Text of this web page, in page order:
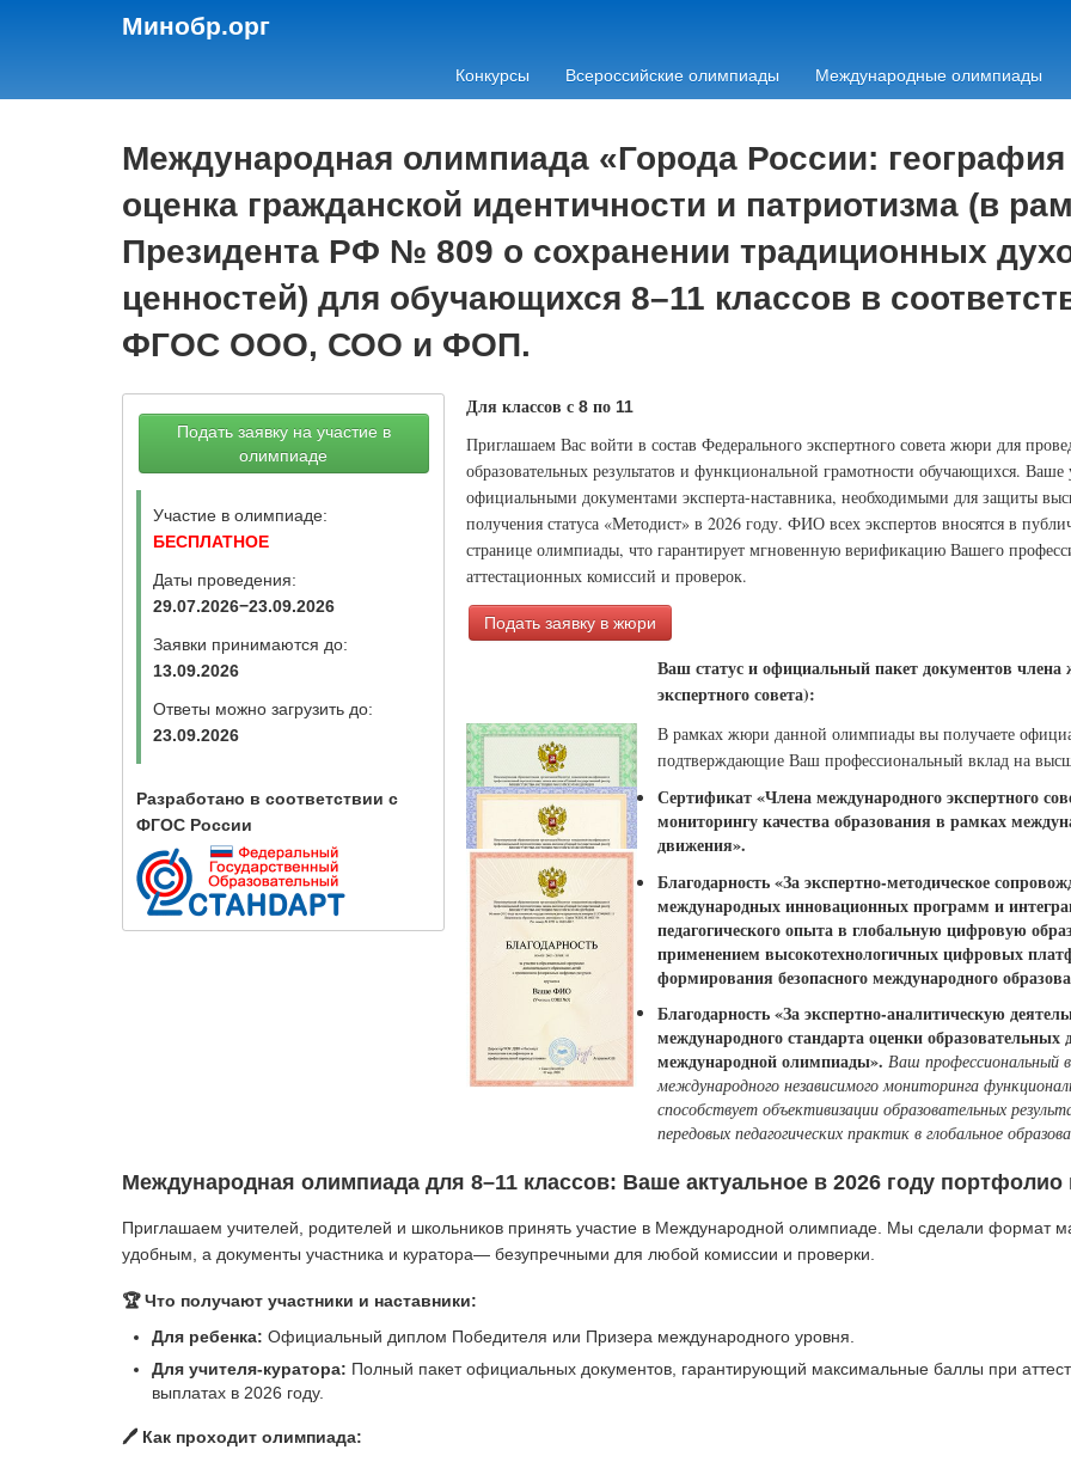
Минобр.орг
Конкурсы Всероссийские олимпиады Международные олимпиады
Международная олимпиада «Города России: география
оценка гражданской идентичности и патриотизма (в
Президента РФ № 809 о сохранении традиционных
ценностей) для обучающихся 8–11 классов в
ФГОС ООО, СОО и ФОП.
Подать заявку на участие в
олимпиаде
Участие в олимпиаде:
БЕСПЛАТНОЕ
Даты проведения:
29.07.2026−23.09.2026
Заявки принимаются до:
13.09.2026
Ответы можно загрузить до:
23.09.2026
Разработано в соответствии с
ФГОС России
Для классов с 8по 11
Приглашаем Вас войти в состав Федерального экспертного совета жюри для
образовательных результатов и функциональной грамотности обучающихся. Ваше
официальными документами эксперта-наставника, необходимыми для защиты
получения статуса «Методист» в 2026 году. ФИО всех экспертов вносятся в
странице олимпиады, что гарантирует мгновенную верификацию Вашего
аттестационных комиссий и проверок.
Подать заявку в жюри
Ваш статус и официальный пакет документов
экспертного совета):
В рамках жюри данной олимпиады вы получаете
подтверждающие Ваш профессиональный вклад на
Сертификат «Члена международного экспертного
мониторингу качества образования в рамках
движения».
Благодарность «За экспертно-методическое
международных инновационных программ и
педагогического опыта в глобальную цифровую
применением высокотехнологичных цифровых
формирования безопасного международного
Благодарность «За экспертно-аналитическую
международного стандарта оценки
международной олимпиады». Ваш профессиональный
международного независимого мониторинга
способствует объективизации образовательных
передовых педагогических практик в глобальное
Международная олимпиада для 8–11 классов: Ваше актуальное в 2026 году портфолио
Приглашаем учителей, родителей и школьников принять участие в Международной олимпиаде. Мы сделали формат
удобным, а документы участника и куратора— безупречными для любой комиссии и проверки.
🏆 Что получают участники и наставники:
Для ребенка: Официальный диплом Победителя или Призера международного уровня.
Для учителя-куратора: Полный пакет официальных документов, гарантирующий максимальные баллы при
выплатах в 2026 году.
🖊️ Как проходит олимпиада: